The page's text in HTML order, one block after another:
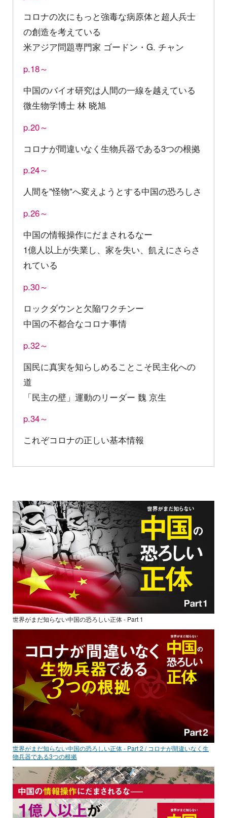
コロナの次にもっと強毒な病原体と超人兵士
の創造を考えている
米アジア問題専門家 ゴードン・G. チャン
p.18～
中国のバイオ研究は人間の一線を越えている
微生物学博士 林 晓旭
p.20～
コロナが間違いなく生物兵器である3つの根拠
p.24～
人間を"怪物"へ変えようとする中国の恐ろしさ
p.26～
中国の情報操作にだまされるなー
1億人以上が失業し、家を失い、飢えにさらさ
れている
p.30～
ロックダウンと欠陥ワクチンー
中国の不都合なコロナ事情
p.32～
国民に真実を知らしめることこそ民主化への
道
「民主の壁」運動のリーダー 魏 京生
p.34～
これぞコロナの正しい基本情報
世界がまだ知らない中国の恐ろしい正体 - Part 1
世界がまだ知らない中国の恐ろしい正体 - Part 2 / コロナが間違いなく生
物兵器である3つの根拠